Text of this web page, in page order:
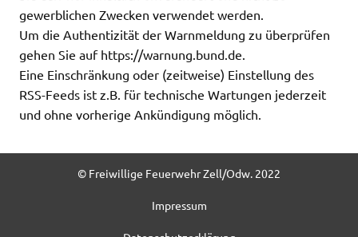
gewerblichen Zwecken verwendet werden.
Um die Authentizität der Warnmeldung zu überprüfen
gehen Sie auf https://warnung.bund.de.
Eine Einschränkung oder (zeitweise) Einstellung des
RSS-Feeds ist z.B. für technische Wartungen jederzeit
und ohne vorherige Ankündigung möglich.
© Freiwillige Feuerwehr Zell/Odw. 2022
Impressum